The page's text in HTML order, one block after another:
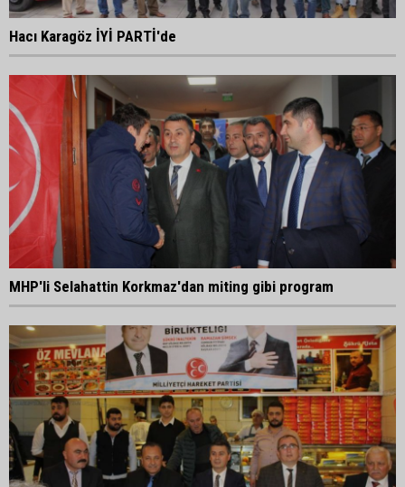
Hacı Karagöz İYİ PARTİ'de
MHP'li Selahattin Korkmaz'dan miting gibi program